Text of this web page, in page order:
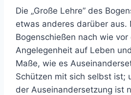
Die „Große Lehre” des
etwas anderes darüber aus.
Bogenschießen nach wie vor
Angelegenheit auf Leben
Maße, wie es
Schützen mit sich selbst ist;
der Auseinandersetzung ist